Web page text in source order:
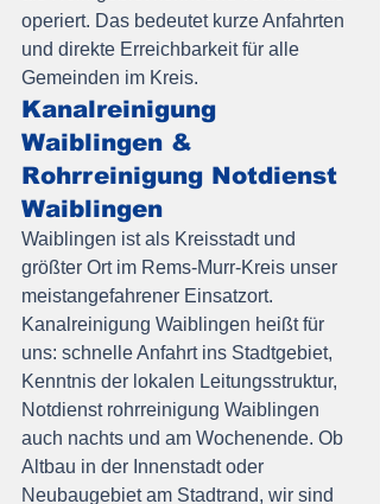
operiert. Das bedeutet kurze Anfahrten
und direkte Erreichbarkeit für alle
Gemeinden im Kreis.
Kanalreinigung
Waiblingen &
Rohrreinigung Notdienst
Waiblingen
Waiblingen ist als Kreisstadt und
größter Ort im Rems-Murr-Kreis unser
meistangefahrener Einsatzort.
Kanalreinigung Waiblingen heißt für
uns: schnelle Anfahrt ins Stadtgebiet,
Kenntnis der lokalen Leitungsstruktur,
Notdienst rohrreinigung Waiblingen
auch nachts und am Wochenende. Ob
Altbau in der Innenstadt oder
Neubaugebiet am Stadtrand, wir sind